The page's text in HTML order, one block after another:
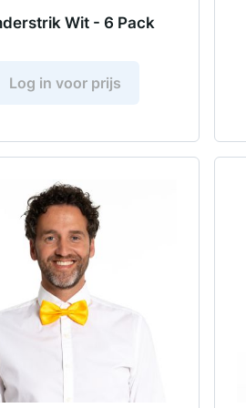
Wit - 6 Pack
Log in voor prijs